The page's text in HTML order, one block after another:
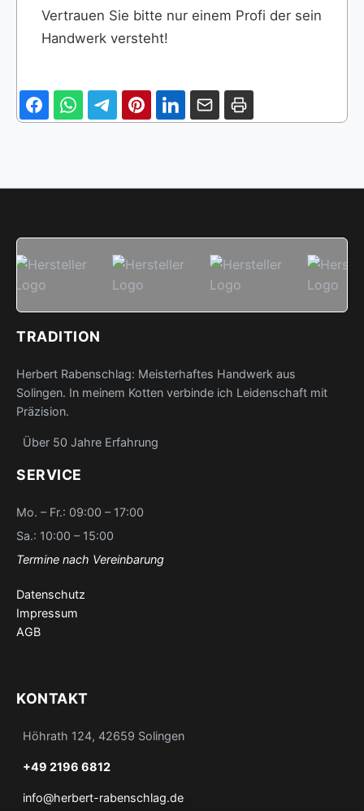
Vertrauen Sie bitte nur einem Profi der sein
Handwerk versteht!
TRADITION
Herbert Rabenschlag: Meisterhaftes Handwerk aus
Solingen. In meinem Kotten verbinde ich Leidenschaft mit
Präzision.
Über 50 Jahre Erfahrung
SERVICE
Mo. – Fr.: 09:00 – 17:00
Sa.: 10:00 – 15:00
Termine nach Vereinbarung
Datenschutz
Impressum
AGB
KONTAKT
Höhrath 124, 42659 Solingen
+49 2196 6812
info@herbert-rabenschlag.de